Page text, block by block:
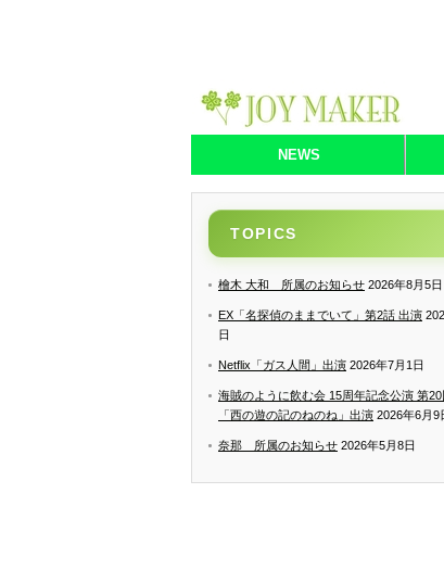
NEWS
TOPICS
檜木 大和 所属のお知らせ 2026年8月5日
EX「名探偵のままでいて」第2話 出演
日
Netflix「ガス人間」出演 2026年7月1日
海賊のように飲む会 15周年記念公演 第
「西の遊の記のねのね」出演 2026年6月9
奈那 所属のお知らせ 2026年5月8日